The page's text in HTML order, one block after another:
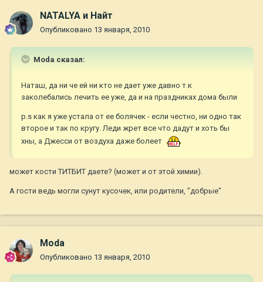
NATALYA и Найт
Опубликовано 13 января, 2010
Moda сказал:
Наташ, да ни че ей ни кто не дает уже давно т.к
заколебались лечить ее уже, да и на праздниках дома были
p.s как я уже устала от ее болячек - если честно, ни одно так
второе и так по кругу. Леди жрет все что дадут и хоть бы
хны, а Джесси от воздуха даже болеет
может кости ТИТБИТ даете? (может и от этой химии).
А гости ведь могли сунут кусочек, или родители, "добрые"
Moda
Опубликовано 13 января, 2010